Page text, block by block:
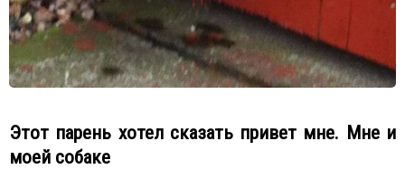
Этот парень хотел сказать привет мне. Мне и
моей собаке